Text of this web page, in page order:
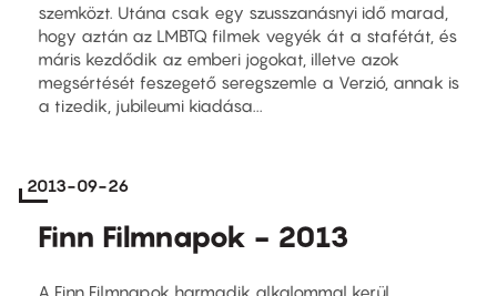
szemközt. Utána csak egy szusszanásnyi idő marad,
hogy aztán az LMBTQ filmek vegyék át a stafétát, és
máris kezdődik az emberi jogokat, illetve azok
megsértését feszegető seregszemle a Verzió, annak is
a tizedik, jubileumi kiadása...
2013-09-26
Finn Filmnapok - 2013
A Finn Filmnapok harmadik alkalommal kerül